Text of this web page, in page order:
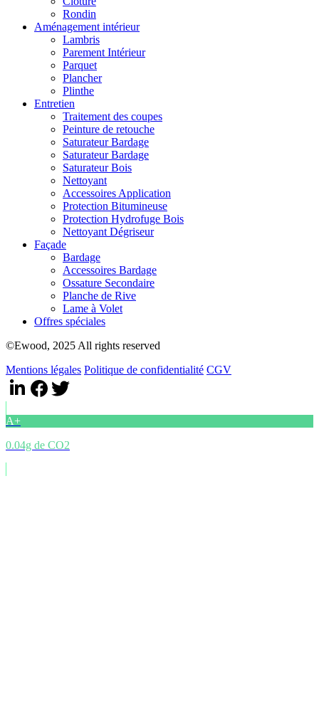
Rondin
Aménagement intérieur
Lambris
Parement Intérieur
Parquet
Plancher
Plinthe
Entretien
Traitement des coupes
Peinture de retouche
Saturateur Bardage
Saturateur Bardage
Saturateur Bois
Nettoyant
Accessoires Application
Protection Bitumineuse
Protection Hydrofuge Bois
Nettoyant Dégriseur
Façade
Bardage
Accessoires Bardage
Ossature Secondaire
Planche de Rive
Lame à Volet
Offres spéciales
©Ewood, 2025 All rights reserved
Mentions légales Politique de confidentialité CGV
A+
0.04g de CO2